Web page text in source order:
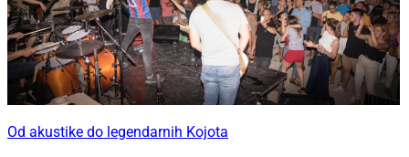
Od akustike do legendarnih Kojota